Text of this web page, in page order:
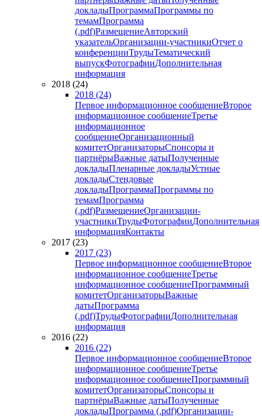
докладыПрограммаПрограммы по
темамПрограмма
(.pdf)РазмещениеАвторский
указательОрганизации-участникиОтчет о
конференцииТрудыТематический
выпускФотографииДополнительная
информация
2018 (24)
2018 (24)
Первое информационное сообщениеВторое
информационное сообщениеТретье
информационное
сообщениеОрганизационный
комитетОрганизаторыСпонсоры и
партнёрыВажные датыПолученные
докладыПленарные докладыУстные
докладыСтендовые
докладыПрограммаПрограммы по
темамПрограмма
(.pdf)РазмещениеОрганизации-
участникиТрудыФотографииДополнительная
информацияКонтакты
2017 (23)
2017 (23)
Первое информационное сообщениеВторое
информационное сообщениеТретье
информационное сообщениеПрограммный
комитетОрганизаторыВажные
датыПрограмма
(.pdf)ТрудыФотографииДополнительная
информация
2016 (22)
2016 (22)
Первое информационное сообщениеВторое
информационное сообщениеТретье
информационное сообщениеПрограммный
комитетОрганизаторыСпонсоры и
партнёрыВажные датыПолученные
докладыПрограмма (.pdf)Организации-